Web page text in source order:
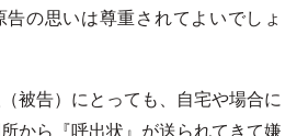
告の思いは尊重されてよいでしょ
被告）にとっても、自宅や場合に
から『呼出状』が送られてきて嫌